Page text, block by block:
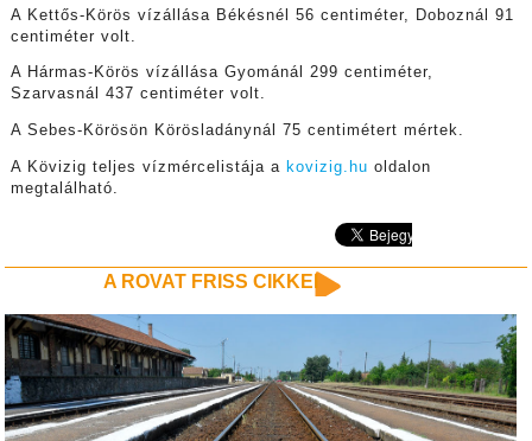
A Kettős-Körös vízállása Békésnél 56 centiméter, Doboznál 91
centiméter volt.
A Hármas-Körös vízállása Gyománál 299 centiméter,
Szarvasnál 437 centiméter volt.
A Sebes-Körösön Körösladánynál 75 centimétert mértek.
A Kövizig teljes vízmércelistája a kovizig.hu oldalon
megtalálható.
A ROVAT FRISS CIKKEI